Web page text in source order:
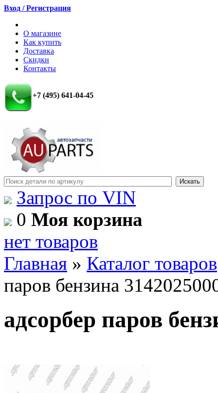
Вход / Регистрация
О магазине
Как купить
Доставка
Скидки
Контакты
+7 (495) 641-04-45
Запрос по VIN
0 Моя корзина
нет товаров
Главная » Каталог товаров
паров бензина
адсорбер паров